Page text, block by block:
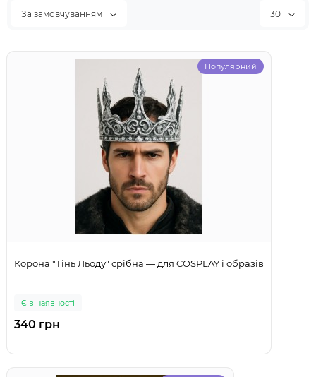
За замовчуванням 30
Популярний
Корона "Тінь Льоду" срібна — для COSPLAY і образів
Є в наявності
340 грн